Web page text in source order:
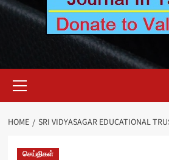
Menu
HOME SRI VIDYASAGAR EDUCATIONAL
செய்திகள்